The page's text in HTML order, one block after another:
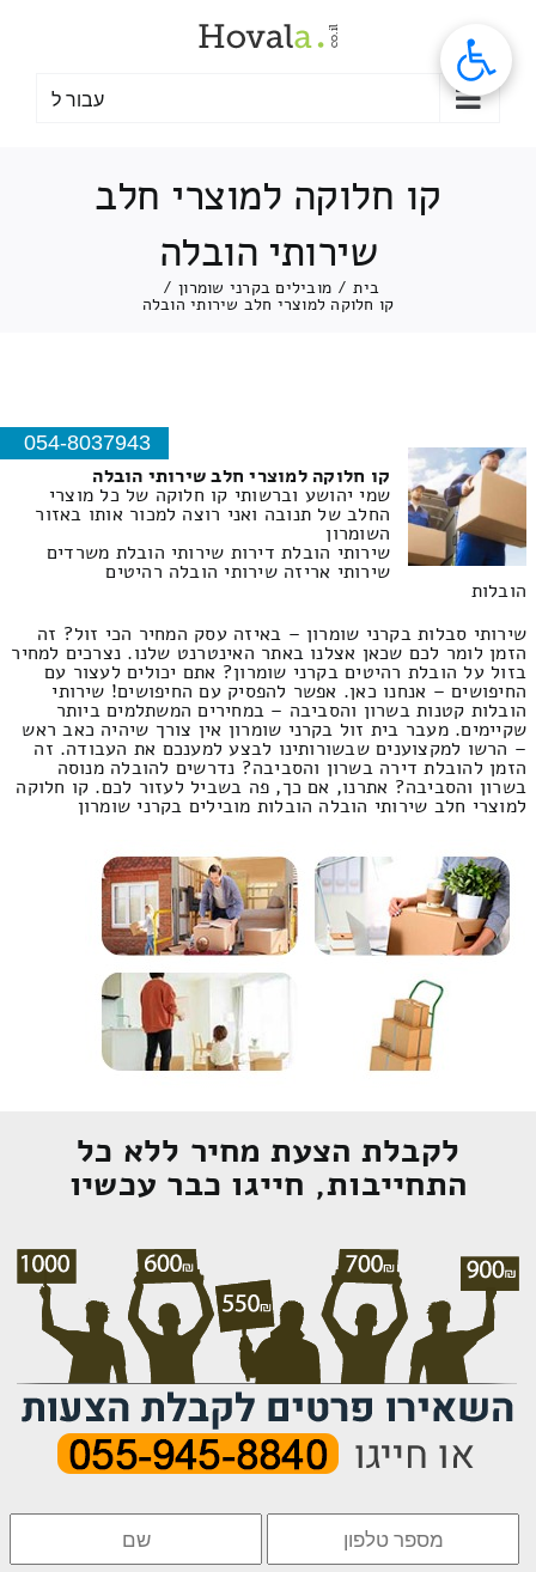
עבור ל
קו חלוקה למוצרי חלב
שירותי הובלה
בית / מובילים בקרני שומרון /
קו חלוקה למוצרי חלב שירותי הובלה
054-8037943
קו חלוקה למוצרי חלב שירותי הובלה
שמי יהושע וברשותי קו חלוקה של כל מוצרי
החלב של תנובה ואני רוצה למכור אותו באזור
השומרון
שירותי הובלת דירות שירותי הובלת משרדים
שירותי אריזה שירותי הובלה רהיטים
הובלות
שירותי סבלות בקרני שומרון – באיזה עסק המחיר הכי זול? זה
הזמן לומר לכם שכאן אצלנו באתר האינטרנט שלנו. נצרכים למחיר
בזול על הובלת רהיטים בקרני שומרון? אתם יכולים לעצור עם
החיפושים – אנחנו כאן. אפשר להפסיק עם החיפושים! שירותי
הובלות קטנות בשרון והסביבה – במחירים המשתלמים ביותר
שקיימים. מעבר בית זול בקרני שומרון אין צורך שיהיה כאב ראש
– הרשו למקצוענים שבשורותינו לבצע למענכם את העבודה. זה
הזמן להובלת דירה בשרון והסביבה? נדרשים להובלה מנוסה
בשרון והסביבה? אתרנו, אם כך, פה בשביל לעזור לכם. קו חלוקה
למוצרי חלב שירותי הובלה הובלות מובילים בקרני שומרון
לקבלת הצעת מחיר ללא כל
התחייבות, חייגו כבר עכשיו